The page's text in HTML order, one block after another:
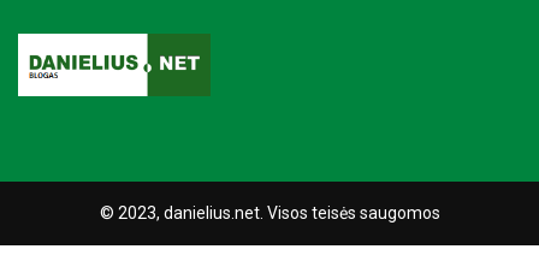
© 2023, danielius.net. Visos teisės saugomos